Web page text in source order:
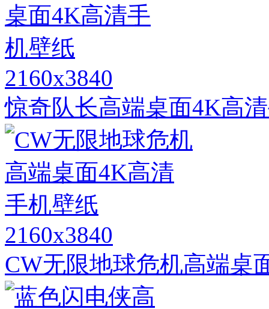
2160x3840
惊奇队长高端桌面4K高
2160x3840
CW无限地球危机高端桌